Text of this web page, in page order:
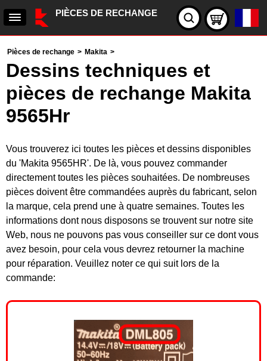
PIÈCES DE RECHANGE
Pièces de rechange > Makita >
Dessins techniques et
pièces de rechange Makita
9565Hr
Vous trouverez ici toutes les pièces et dessins disponibles
du 'Makita 9565HR'. De là, vous pouvez commander
directement toutes les pièces souhaitées. De nombreuses
pièces doivent être commandées auprès du fabricant, selon
la marque, cela prend une à quatre semaines. Toutes les
informations dont nous disposons se trouvent sur notre site
Web, nous ne pouvons pas vous conseiller sur ce dont vous
avez besoin, pour cela vous devrez retourner la machine
pour réparation. Veuillez noter ce qui suit lors de la
commande: